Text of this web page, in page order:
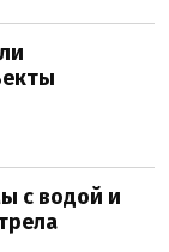
с водой и